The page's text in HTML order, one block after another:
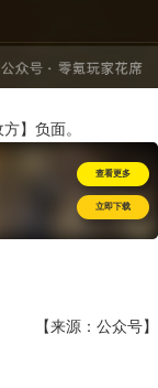
】负面。
查看更多
立即下载
【来源：公众号】